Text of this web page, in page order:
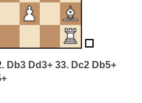
Db3 Dd3+ 33. Dc2 Db5+